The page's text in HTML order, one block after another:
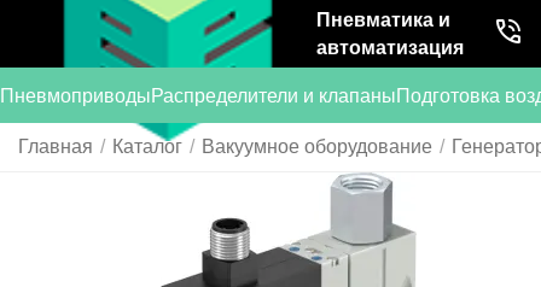
Пневматика и
автоматизация
ПневмоприводыРаспределители и клапаныПодготовка
Главная / Каталог / Вакуумное оборудование /